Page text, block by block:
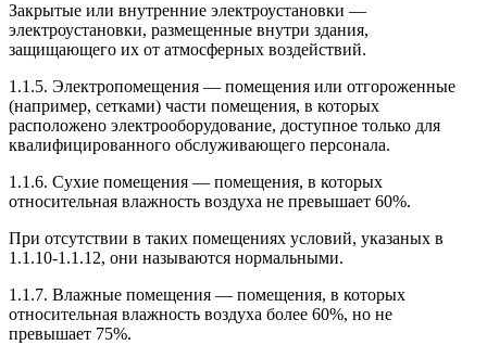
Закрытые или внутренние электроустановки —
электроустановки, размещенные внутри здания,
защищающего их от атмосферных воздействий.
1.1.5. Электропомещения — помещения или отгороженные
(например, сетками) части помещения, в которых
расположено электрооборудование, доступное только для
квалифицированного обслуживающего персонала.
1.1.6. Сухие помещения — помещения, в которых
относительная влажность воздуха не превышает 60%.
При отсутствии в таких помещениях условий, указаных в
1.1.10-1.1.12, они называются нормальными.
1.1.7. Влажные помещения — помещения, в которых
относительная влажность воздуха более 60%, но не
превышает 75%.